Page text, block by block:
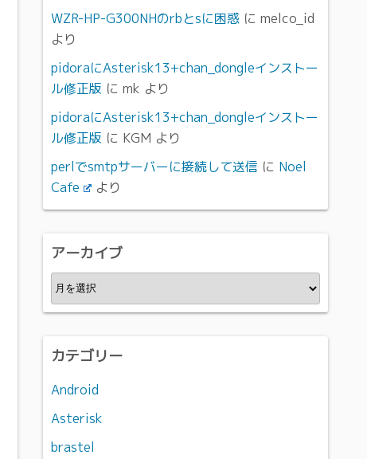
WZR-HP-G300NHのrbとsに困惑 に melco_id
より
pidoraにAsterisk13+chan_dongleインストー
ル修正版 に mk より
pidoraにAsterisk13+chan_dongleインストー
ル修正版 に KGM より
perlでsmtpサーバーに接続して送信 に Noel
Cafe
より
アーカイブ
ア
ー
ブ
カテゴリー
Android
Asterisk
brastel